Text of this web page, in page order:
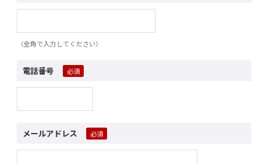
（全角で入力してください）
電話番号
メールアドレス